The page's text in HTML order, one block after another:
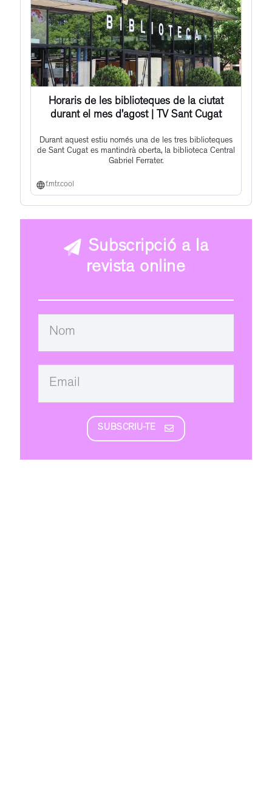
Horaris de les biblioteques de la ciutat
durant el mes d’agost | TV Sant Cugat
Durant aquest estiu només una de les tres biblioteques
de Sant Cugat es mantindrà oberta, la biblioteca Central
Gabriel Ferrater.
f.mtr.cool
Subscripció a la
revista online
SUBSCRIU-TE